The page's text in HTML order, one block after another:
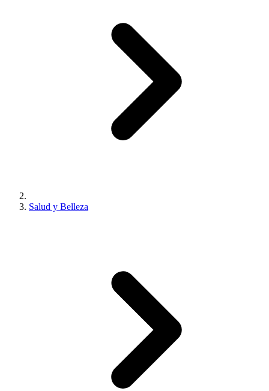
Salud y Belleza